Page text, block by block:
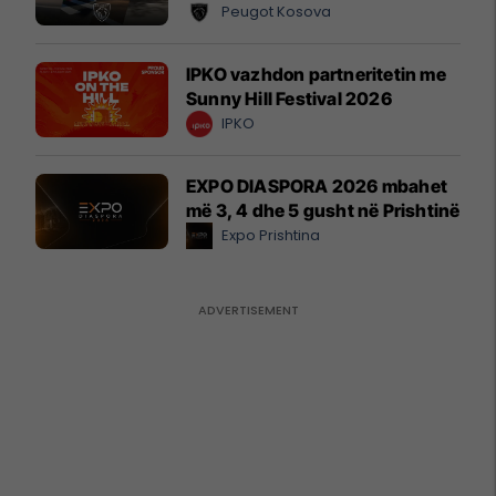
Peugot Kosova
IPKO vazhdon partneritetin me
Sunny Hill Festival 2026
IPKO
EXPO DIASPORA 2026 mbahet
më 3, 4 dhe 5 gusht në Prishtinë
Expo Prishtina